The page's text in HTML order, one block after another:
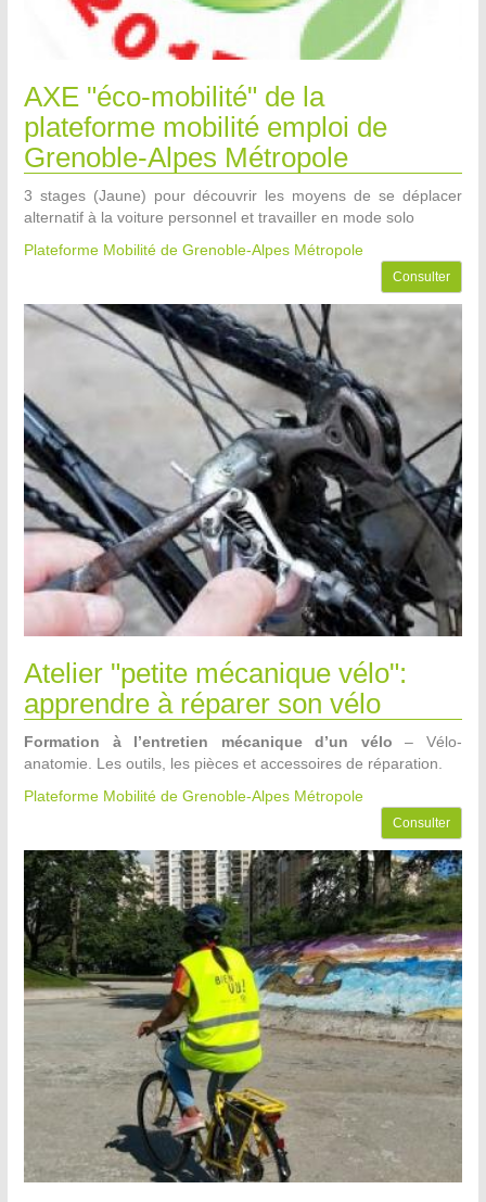
AXE "éco-mobilité" de la
plateforme mobilité emploi de
Grenoble-Alpes Métropole
3 stages (Jaune) pour découvrir les moyens de se déplacer
alternatif à la voiture personnel et travailler en mode solo
Plateforme Mobilité de Grenoble-Alpes Métropole
Consulter
Atelier "petite mécanique vélo":
apprendre à réparer son vélo
Formation à l’entretien mécanique d’un vélo – Vélo-
anatomie. Les outils, les pièces et accessoires de réparation.
Plateforme Mobilité de Grenoble-Alpes Métropole
Consulter